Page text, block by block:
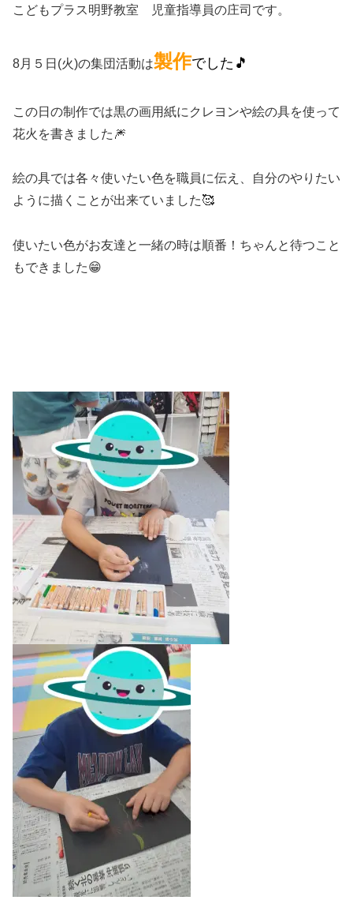
こどもプラス明野教室 児童指導員の庄司です。
8月５日(火)の集団活動は製作でした🎵
この日の制作では黒の画用紙にクレヨンや絵の具を使って
花火を書きました🎆
絵の具では各々使いたい色を職員に伝え、自分のやりたい
ように描くことが出来ていました🥰
使いたい色がお友達と一緒の時は順番！ちゃんと待つこと
もできました😁